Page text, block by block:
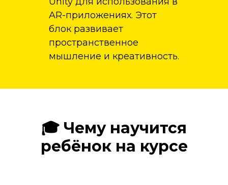
AR-приложениях. Этот
блок развивает
пространственное
мышление и креативность.
🎓 Чему научится
ребёнок на курсе